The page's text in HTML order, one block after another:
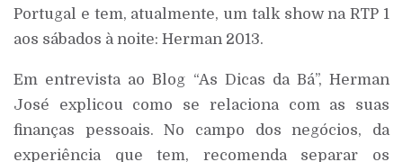
Portugal e tem, atualmente, um talk show na RTP 1
aos sábados à noite: Herman 2013.
Em entrevista ao Blog “As Dicas da Bá”, Herman
José explicou como se relaciona com as suas
finanças pessoais. No campo dos negócios, da
experiência que tem, recomenda separar os